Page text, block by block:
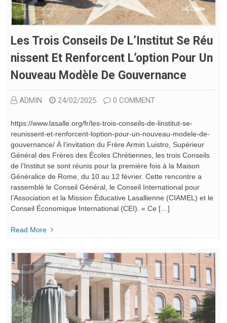
Les Trois Conseils De L’Institut Se Réu
Nissent Et Renforcent L’option Pour Un
Nouveau Modèle De Gouvernance
ADMIN 24/02/2025 0 COMMENT
https://www.lasalle.org/fr/les-trois-conseils-de-linstitut-se-
reunissent-et-renforcent-loption-pour-un-nouveau-modele-de-
gouvernance/ À l’invitation du Frère Armin Luistro, Supérieur
Général des Frères des Écoles Chrétiennes, les trois Conseils
de l’Institut se sont réunis pour la première fois à la Maison
Généralice de Rome, du 10 au 12 février. Cette rencontre a
rassemblé le Conseil Général, le Conseil International pour
l’Association et la Mission Éducative Lasallienne (CIAMEL) et le
Conseil Économique International (CEI). « Ce […]
Read More